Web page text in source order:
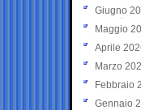
Giugno
Maggio
Aprile
Marzo
Febbraio
Gennaio